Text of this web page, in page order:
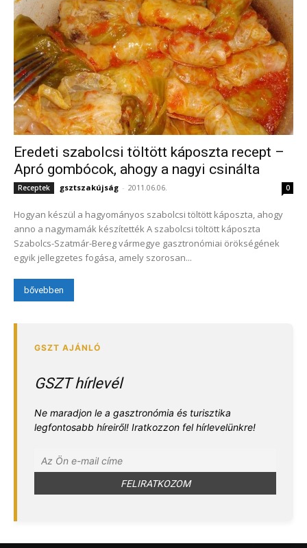
Eredeti szabolcsi töltött káposzta recept –
Apró gombócok, ahogy a nagyi csinálta
Receptek gsztszakújság - 2011.06.06. 0
Hogyan készül a hagyományos szabolcsi töltött káposzta, ahogy
anno a nagymamák készítették A szabolcsi töltött káposzta
Szabolcs-Szatmár-Bereg vármegye gasztronómiai örökségének
egyik jellegzetes fogása, amely szorosan...
bővebben
GSZT hírlevél
Ne maradjon le a gasztronómia és turisztika
legfontosabb híreiről! Iratkozzon fel hírlevelünkre!